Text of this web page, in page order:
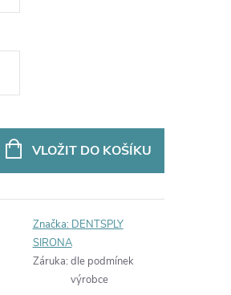
VLOŽIT DO KOŠÍKU
Značka: DENTSPLY
SIRONA
Záruka: dle podmínek
výrobce